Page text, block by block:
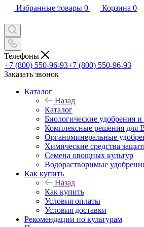
Избранные товары 0 Корзина 0
Телефоны
+7 (800) 550-96-93+7 (800) 550-96-93
Заказать звонок
Каталог
Назад
Каталог
Биологические удобрения
Комплексные решения для
Органоминеральные
Химические средства
Семена овощных культур
Водорастворимые
Как купить
Назад
Как купить
Условия оплаты
Условия доставки
Рекомендации по культурам